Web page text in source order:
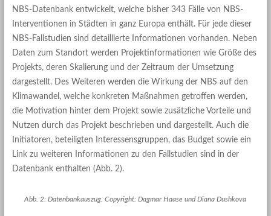
NBS-Datenbank entwickelt, welche bisher 343 Fälle von NBS-
Interventionen in Städten in ganz Europa enthält. Für jede dieser
NBS-Fallstudien sind detaillierte Informationen vorhanden. Neben
Daten zum Standort werden Projektinformationen wie Größe des
Projekts, deren Skalierung und der Zeitraum der Umsetzung
dargestellt. Des Weiteren werden die Wirkung der NBS auf den
Klimawandel, welche konkreten Maßnahmen getroffen werden,
die Motivation hinter dem Projekt sowie zusätzliche Vorteile und
Nutzen durch das Projekt beschrieben und dargestellt. Auch die
Initiatoren, beteiligten Interessensgruppen, das Budget sowie ein
Link zu weiteren Informationen zu den Fallstudien sind in der
Datenbank enthalten (Abb. 2).
Abb. 2: Datenbankauszug. Copyright: Dagmar Haase und Diana Dushkova